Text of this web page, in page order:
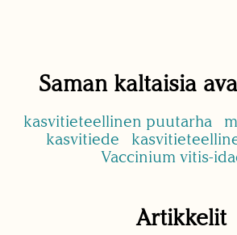
Saman kaltaisia
kasvitieteellinen puutarha
kasvitiede
Vaccinium vitis-
Artikkelit